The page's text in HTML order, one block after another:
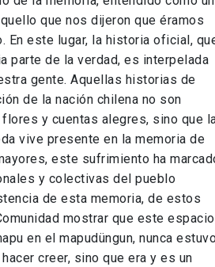
que nos dijeron que éramos
En este lugar, la historia oficial,
parte de la verdad, es interpelada
gente. Aquellas historias de
de la nación chilena no son
y cuentas alegres, sino que
vive presente en la memoria de
este sufrimiento ha
y colectivas del pueblo
de esta memoria, de estos
mostrar que este
en el mapudüngun, nunca
creer, sino que era y es un